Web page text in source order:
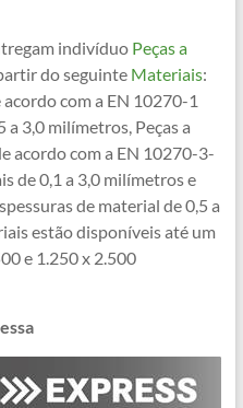
indivíduo Peças a
do seguinte Materiais:
acordo com a EN 10270-1
a 3,0 milímetros, Peças a
acordo com a EN 10270-3-
de 0,1 a 3,0 milímetros e
de material de 0,5 a
estão disponíveis até um
e 1.250 x 2.500